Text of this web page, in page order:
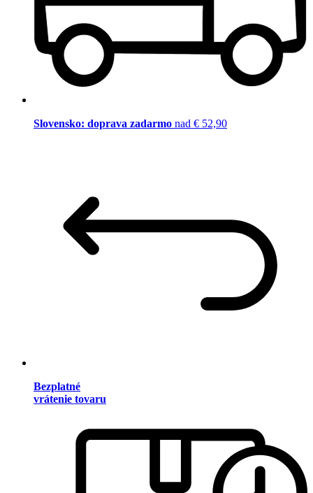
Slovensko: doprava zadarmo nad € 52,90
Bezplatné
vrátenie tovaru